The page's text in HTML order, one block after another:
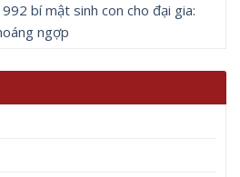
bí mật sinh con cho đại gia:
ngợp